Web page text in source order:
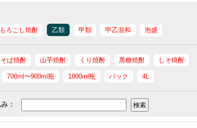
ろこし焼酎 乙類 甲類 甲乙混和 泡盛
そば焼酎 山芋焼酎 くり焼酎 黒糖焼酎 しそ焼酎
700ml〜900ml瓶 1800ml瓶 パック 4L
：